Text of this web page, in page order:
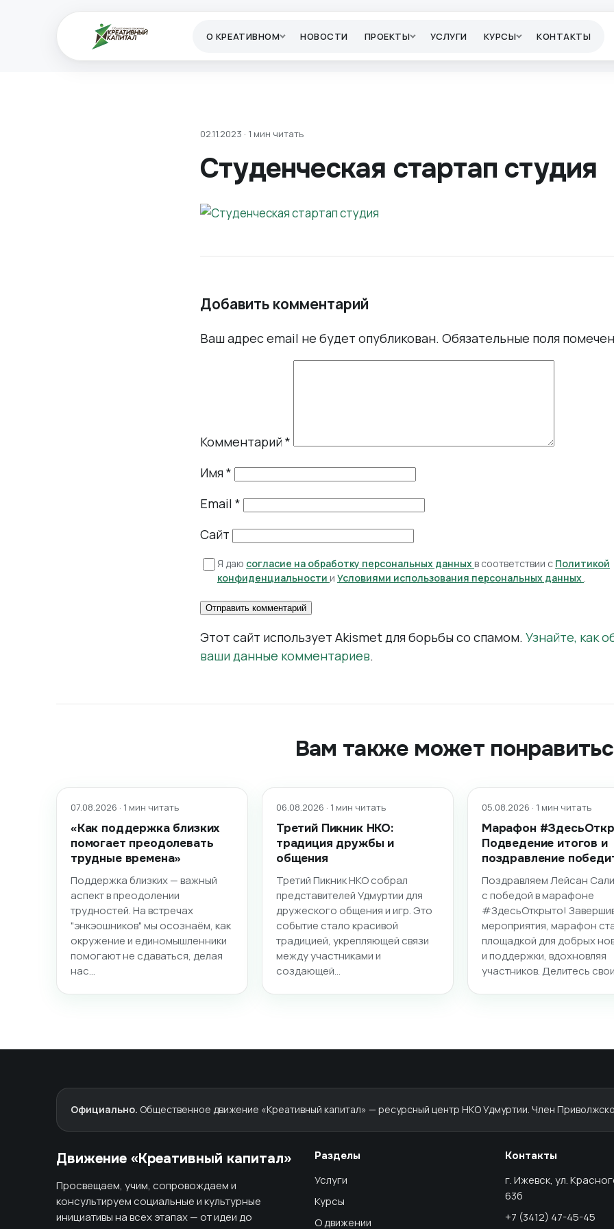
О КРЕАТИВНОМ НОВОСТИ ПРОЕКТЫ УСЛУГИ КУРСЫ КОНТАКТЫ
02.11.2023 · 1 мин читать
Студенческая стартап студия
Добавить комментарий
Ваш адрес email не будет опубликован. Обязательные поля
Комментарий*
Имя*
Email *
Сайт
Я даю согласие на обработку персональных данных в соответствии с Политикой
конфиденциальности и Условиями использования персональных данных .
Этот сайт использует Akismet для борьбы со спамом. Узнайте, как
ваши данные комментариев.
Вам также может
07.08.2026 · 1 мин читать
«Как поддержка близких
помогает преодолевать
трудные времена»
Поддержка близких — важный
аспект в преодолении
трудностей. На встречах
"энкэошников" мы осознаём, как
окружение и единомышленники
помогают не сдаваться, делая
нас…
06.08.2026 · 1 мин читать
Третий Пикник НКО:
традиция дружбы и
общения
Третий Пикник НКО собрал
представителей Удмуртии для
дружеского общения и игр. Это
событие стало красивой
традицией, укрепляющей связи
между участниками и
создающей…
05.08.2026 · 1 мин читать
Марафон
Подведение итогов и
поздравление
Поздравляем Лейсан
с победой в марафоне
#ЗдесьОткрыто!
мероприятия, марафон
площадкой для добрых
и поддержки, вдохновляя
участников. Делитесь
Официально. Общественное движение «Креативный капитал» — ресурсный центр НКО Удмуртии. Член
Движение «Креативный капитал»
Просвещаем, учим, сопровождаем и
консультируем социальные и культурные
инициативы на всех этапах — от идеи до
Разделы
Услуги
Курсы
О движении
Контакты
г. Ижевск, ул.
63б
+7 (3412) 47-45-45